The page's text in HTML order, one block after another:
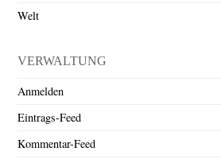
Welt
VERWALTUNG
Anmelden
Eintrags-Feed
Kommentar-Feed